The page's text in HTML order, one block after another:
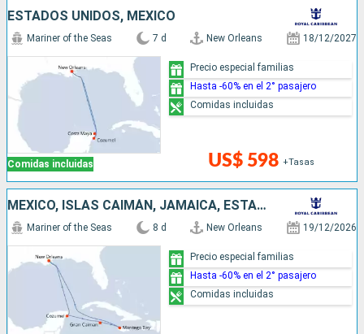
ESTADOS UNIDOS, MÉXICO
Comidas incluidas
Mariner of the Seas 7 d New Orleans 18/12/2027
US$ 598 +Tasas
Precio especial familias
Hasta -60% en el 2° pasajero
Comidas incluidas
MÉXICO, ISLAS CAIMÁN, JAMAICA, ESTADOS UNIDOS
Mariner of the Seas 8 d New Orleans 19/12/2026
Precio especial familias
Hasta -60% en el 2° pasajero
Comidas incluidas